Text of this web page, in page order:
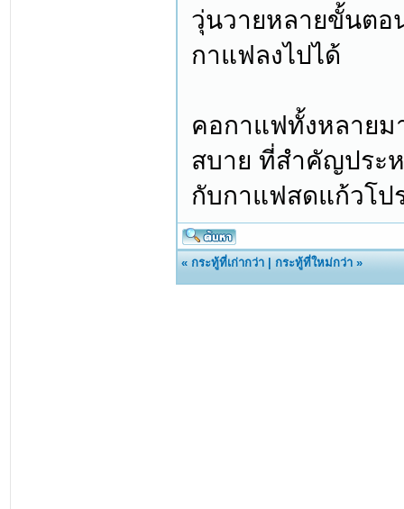
วุ่นวายหลายขั้นตอ
กาแฟลงไปได้
คอกาแฟทั้งหลายม
สบาย ที่สำคัญประ
กับกาแฟสดแก้วโป
«กระทู้ที่เก่ากว่า |กระทู้ที่ใหม่กว่า »